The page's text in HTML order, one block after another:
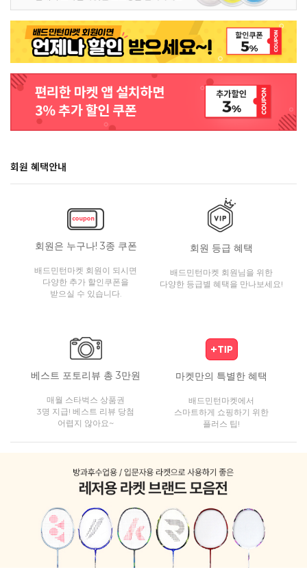
회원 혜택안내
회원은 누구나! 3종 쿠폰
배드민턴마켓 회원이 되시면
다양한 추가 할인쿠폰을
받으실 수 있습니다.
회원 등급 혜택
배드민턴마켓 회원님을 위한
다양한 등급별 혜택을 만나보세요!
베스트 포토리뷰 총 3만원
매월 스타벅스 상품권
3명 지급! 베스트 리뷰 당첨
어렵지 않아요~
마켓만의 특별한 혜택
배드민턴마켓에서
스마트하게 쇼핑하기 위한
플러스 팁!